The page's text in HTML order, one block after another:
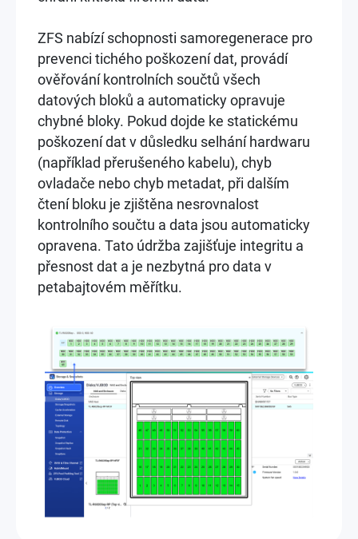
ZFS nabízí schopnosti samoregenerace pro
prevenci tichého poškození dat, provádí
ověřování kontrolních součtů všech
datových bloků a automaticky opravuje
chybné bloky. Pokud dojde ke statickému
poškození dat v důsledku selhání hardwaru
(například přerušeného kabelu), chyb
ovladače nebo chyb metadat, při dalším
čtení bloku je zjištěna nesrovnalost
kontrolního součtu a data jsou automaticky
opravena. Tato údržba zajišťuje integritu a
přesnost dat a je nezbytná pro data v
petabajtovém měřítku.